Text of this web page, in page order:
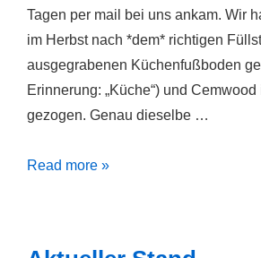
Tagen per mail bei uns ankam. Wir
im Herbst nach *dem* richtigen
ausgegrabenen Küchenfußboden
Erinnerung: „Küche“) und
gezogen. Genau dieselbe …
Cemwood?
Read more »